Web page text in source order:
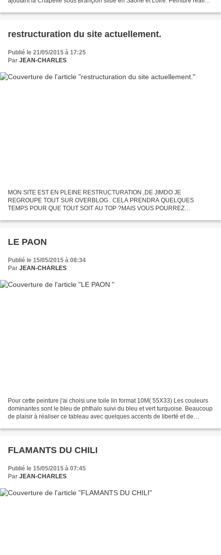
restructuration du site actuellement.
Publié le 21/05/2015 à 17:25
Par JEAN-CHARLES
MON SITE EST EN PLEINE RESTRUCTURATION ,DE JIMDO JE
REGROUPE TOUT SUR OVERBLOG . CELA PRENDRA QUELQUES
TEMPS POUR QUE TOUT SOIT AU TOP ?MAIS VOUS POURREZ
PERDRE UNE MIETTE . POUR CE QUI EST DES COMMENTAIRES...
LE PAON
Publié le 15/05/2015 à 08:34
Par JEAN-CHARLES
Pour cette peinture j'ai choisi une toile lin format 10M( 55X33) Les couleurs
dominantes sont le bleu de phthalo suivi du bleu et vert turquoise. Beaucoup
de plaisir à réaliser ce tableau avec quelques accents de liberté et de
FLAMANTS DU CHILI
Publié le 15/05/2015 à 07:45
Par JEAN-CHARLES